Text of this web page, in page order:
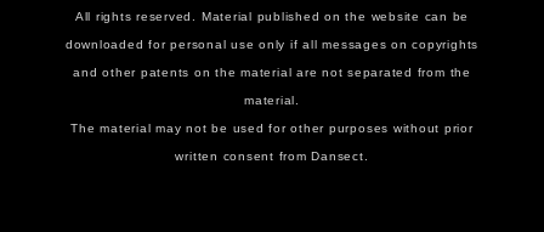
All rights reserved. Material published on the website can be
downloaded for personal use only if all messages on copyrights
and other patents on the material are not separated from the
material.
The material may not be used for other purposes without prior
written consent from Dansect.